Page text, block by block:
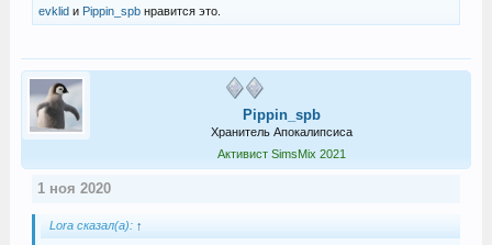
evklidи Pippin_spbнравится это.
Pippin_spb
Хранитель Апокалипсиса
Активист SimsMix 2021
1 ноя 2020
Lora сказал(а): ↑